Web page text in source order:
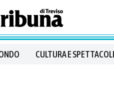
CULTURA E SPETTACOLI